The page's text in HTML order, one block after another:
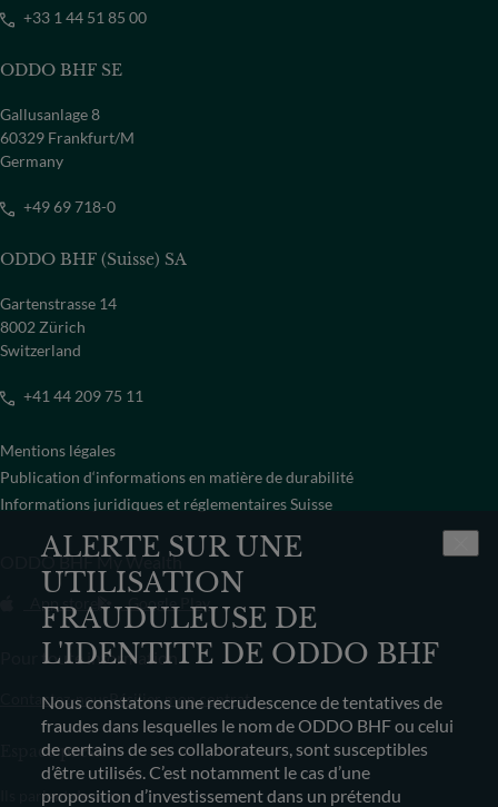
ALERTE SUR UNE
UTILISATION
FRAUDULEUSE DE
L'IDENTITE DE ODDO BHF
Nous constatons une recrudescence de tentatives de
fraudes dans lesquelles le nom de ODDO BHF ou celui
de certains de ses collaborateurs, sont susceptibles
d’être utilisés. C’est notamment le cas d’une
proposition d’investissement dans un prétendu
+33 1 44 51 85 00
ODDO BHF SE
Gallusanlage 8
60329 Frankfurt/M
Germany
+49 69 718-0
ODDO BHF (Suisse) SA
Gartenstrasse 14
8002 Zürich
Switzerland
+41 44 209 75 11
Mentions légales
Publication d‘informations en matière de durabilité
Informations juridiques et réglementaires Suisse
ODDO BHF My Wealth
App store Google Play
Pour toute information
Contactez-nousRésilier mon contrat
Espace presse
Ils parlent de nous